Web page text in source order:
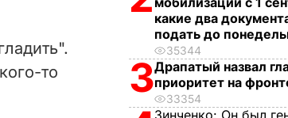
то
какие два
подать до
35344
3Драпатый назвал
приоритет на
33354
Зинченко: Он был